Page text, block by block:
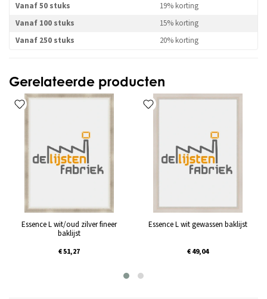
Vanaf 50 stuks
19% korting
Vanaf 100 stuks
15% korting
Vanaf 250 stuks
20% korting
Gerelateerde producten
Essence L wit/oud zilver fineer
baklijst
€ 51,27
Essence L wit gewassen baklijst
€ 49,04